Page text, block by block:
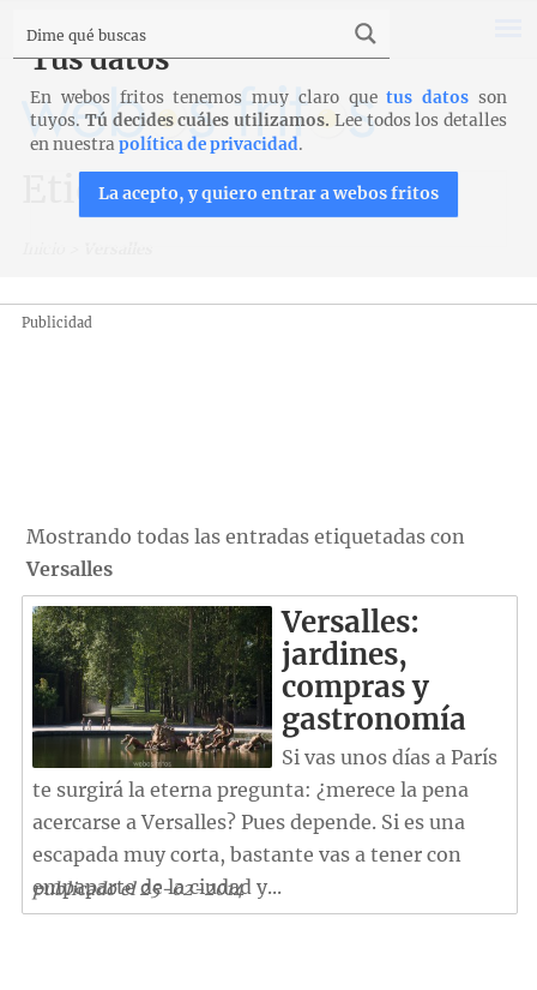
Etiqueta: Versalles
Publicidad
Mostrando todas las entradas etiquetadas con
Versalles
Versalles:
jardines,
compras y
gastronomía
Si vas unos días a París
te surgirá la eterna pregunta: ¿merece la pena
acercarse a Versalles? Pues depende. Si es una
escapada muy corta, bastante vas a tener con
empaparte de la ciudad y...
publicado el 25-02-2014
Tus datos
En webos fritos tenemos muy claro quetus datos son
tuyos. Tú decides cuáles utilizamos. Lee todos los detalles
en nuestrapolítica de privacidad.
La acepto, y quiero entrar a webos fritos